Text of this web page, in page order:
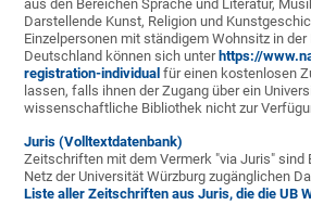
aus den Bereichen Sprache und Literatur,
Darstellende Kunst, Religion und
Einzelpersonen mit ständigem Wohnsitz in
Deutschland können sich unter https://
registration-individual für einen kostenlosen
lassen, falls ihnen der Zugang über ein
wissenschaftliche Bibliothek nicht zur
Juris (Volltextdatenbank)
Zeitschriften mit dem Vermerk "via Juris" sind
Netz der Universität Würzburg zugänglichen
Liste aller Zeitschriften aus Juris, die die UB